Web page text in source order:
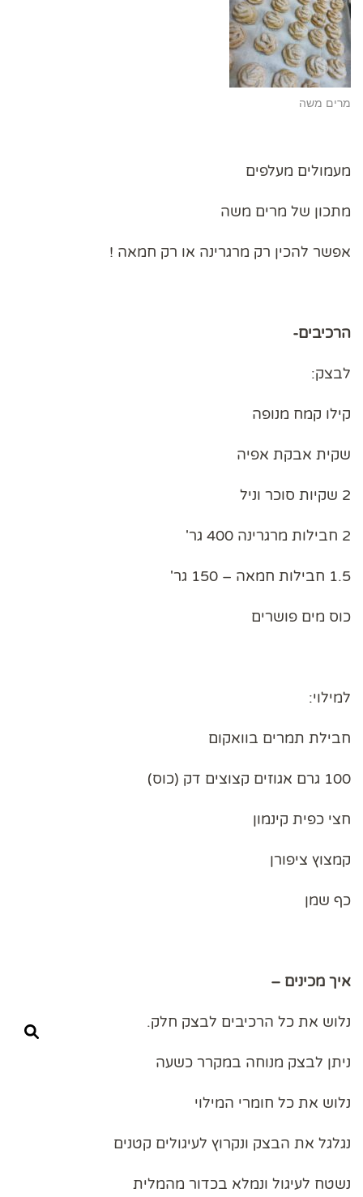
מרים משה
מעמולים מעלפים
מתכון של מרים משה
אפשר להכין רק מרגרינה או רק חמאה !
הרכיבים-
לבצק:
קילו קמח מנופה
שקית אבקת אפיה
2 שקיות סוכר וניל
2 חבילות מרגרינה 400 גר'
1.5 חבילות חמאה – 150 גר'
כוס מים פושרים
למילוי:
חבילת תמרים בוואקום
100 גרם אגוזים קצוצים דק (כוס)
חצי כפית קינמון
קמצוץ ציפורן
כף שמן
איך מכינים –
נלוש את כל הרכיבים לבצק חלק.
ניתן לבצק מנוחה במקרר כשעה
נלוש את כל חומרי המילוי
נגלגל את הבצק ונקרוץ לעיגולים קטנים
נשטח לעיגול ונמלא בכדור מהמלית